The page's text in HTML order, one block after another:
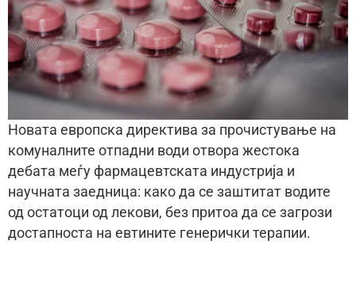
Новата европска директива за прочистување на
комуналните отпадни води отвора жестока
дебата меѓу фармацевтската индустрија и
научната заедница: како да се заштитат водите
од остатоци од лекови, без притоа да се загрози
достапноста на евтините генерички терапии.